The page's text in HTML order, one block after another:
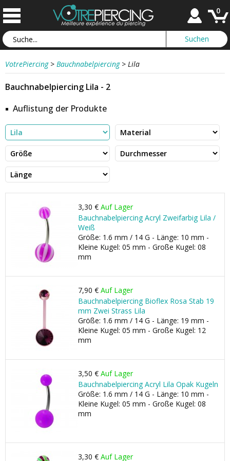
0
VotrePiercing > Bauchnabelpiercing > Lila
Bauchnabelpiercing Lila - 2
Auflistung der Produkte
3,30 € Auf Lager
Bauchnabelpiercing Acryl Zweifarbig Lila /
Weiß
Größe: 1.6 mm / 14 G - Länge: 10 mm -
Kleine Kugel: 05 mm - Große Kugel: 08
mm
7,90 € Auf Lager
Bauchnabelpiercing Bioflex Rosa Stab 19
mm Zwei Strass Lila
Größe: 1.6 mm / 14 G - Länge: 19 mm -
Kleine Kugel: 05 mm - Große Kugel: 12
mm
3,50 € Auf Lager
Bauchnabelpiercing Acryl Lila Opak Kugeln
Größe: 1.6 mm / 14 G - Länge: 10 mm -
Kleine Kugel: 05 mm - Große Kugel: 08
mm
3,30 € Auf Lager